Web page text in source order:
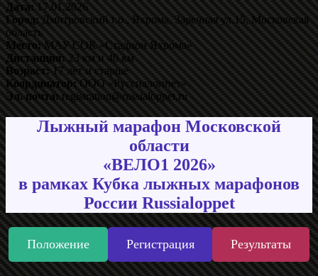
Дата:17.01.2026
Город:Дмитровский г.о., Яхрома, Заречная ул.15, Московская
область
Место:МАУ СОК «Стадион Яхрома»
Дистанция:23 км и 40 км
Возраст:17 лет и старше
Координатор:ООО «Руссиалоппет»
Эл. почта:registration@russialoppet.ru
Лыжный марафон Московской
области
«ВЕЛО1 2026»
в рамках Кубка лыжных марафонов
России Russialoppet
Положение Регистрация Результаты